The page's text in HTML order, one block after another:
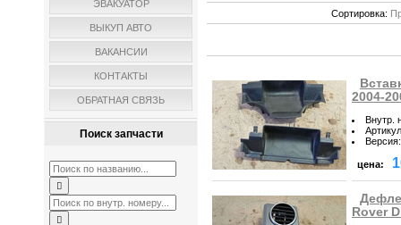
ЭВАКУАТОР
ВЫКУП АВТО
ВАКАНСИИ
КОНТАКТЫ
ОБРАТНАЯ СВЯЗЬ
Поиск запчасти
Сортировка:
2004-
Внутр.
Артикул
Версия:
цена:
Rover